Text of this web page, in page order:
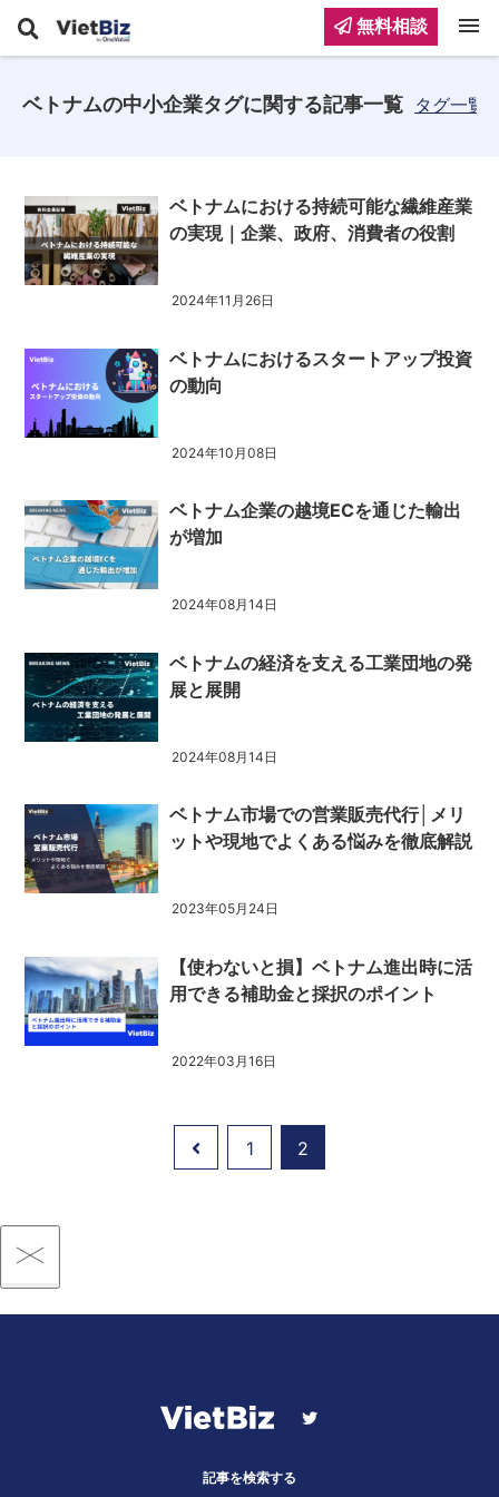
ベトナムの中小企業タグに関する記事一覧 タグ一覧
ベトナムにおける持続可能な繊維産業
の実現｜企業、政府、消費者の役割
2024年11月26日
ベトナムにおけるスタートアップ投資
の動向
2024年10月08日
ベトナム企業の越境ECを通じた輸出
が増加
2024年08月14日
ベトナムの経済を支える工業団地の発
展と展開
2024年08月14日
ベトナム市場での営業販売代行│メリ
ットや現地でよくある悩みを徹底解説
2023年05月24日
【使わないと損】ベトナム進出時に活
用できる補助金と採択のポイント
2022年03月16日
1 2
記事を検索する
無料相談 menu